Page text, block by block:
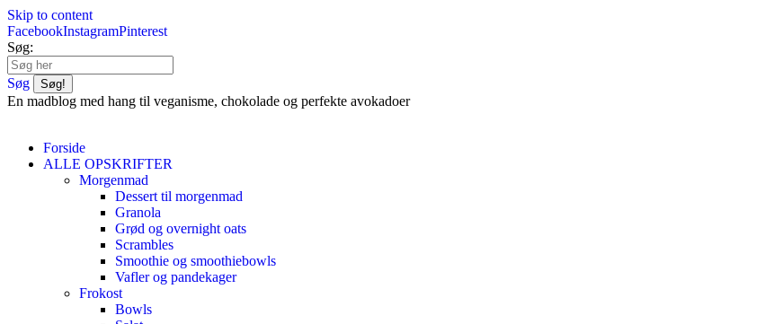
Skip to content
FacebookInstagramPinterest
Søg:
Søg
En madblog med hang til veganisme, chokolade og perfekte avokadoer
Forside
ALLE OPSKRIFTER
Morgenmad
Dessert til morgenmad
Granola
Grød og overnight oats
Scrambles
Smoothie og smoothiebowls
Vafler og pandekager
Frokost
Bowls